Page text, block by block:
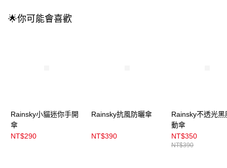
1.本服務係由「台灣大哥大股份有限公司」（以下簡稱本公司）所提供，讓
用戶於交易時，得透過本服務購買商品或服務，並由商店將買賣／分期付款
付款後7-11取貨
付款後門市自取
每筆NT$100，滿NT$399(含以上)免運費
🌟你可能會喜歡
Rainsky小貓迷你手開
傘
NT$290
Rainsky抗風防曬傘
NT$390
Rainsky不透光黑
動傘
NT$350
NT$390